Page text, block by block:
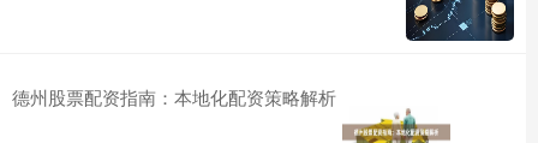
德州股票配资指南：本地化配资策略解析